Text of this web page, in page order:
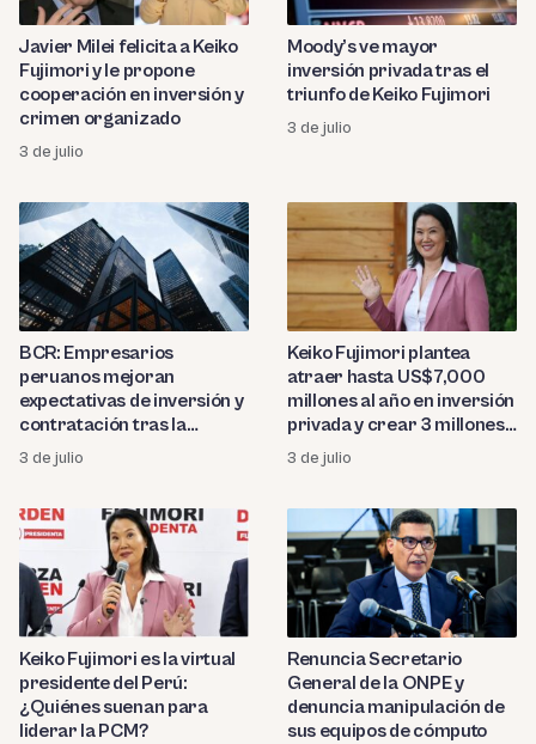
Javier Milei felicita a Keiko
Fujimori y le propone
cooperación en inversión y
crimen organizado
3 de julio
Moody’s ve mayor
inversión privada tras el
triunfo de Keiko Fujimori
3 de julio
BCR: Empresarios
peruanos mejoran
expectativas de inversión y
contratación tras la
segunda vuelta
3 de julio
Keiko Fujimori plantea
atraer hasta US$7,000
millones al año en inversión
privada y crear 3 millones
de empleos
3 de julio
Keiko Fujimori es la virtual
presidente del Perú:
¿Quiénes suenan para
liderar la PCM?
Renuncia Secretario
General de la ONPE y
denuncia manipulación de
sus equipos de cómputo